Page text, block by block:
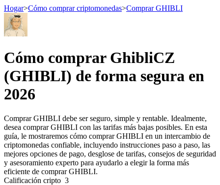
Futuros del USDT
Futuros que utilizan USDT como garantía
Hogar>Cómo comprar criptomonedas>Comprar GHIBLI
Cómo comprar GhibliCZ
(GHIBLI) de forma segura en
2026
Comprar GHIBLI debe ser seguro, simple y rentable. Idealmente,
desea comprar GHIBLI con las tarifas más bajas posibles. En esta
guía, le mostraremos cómo comprar GHIBLI en un intercambio de
criptomonedas confiable, incluyendo instrucciones paso a paso, las
mejores opciones de pago, desglose de tarifas, consejos de seguridad
y asesoramiento experto para ayudarlo a elegir la forma más
eficiente de comprar GHIBLI.
Calificación cripto 3